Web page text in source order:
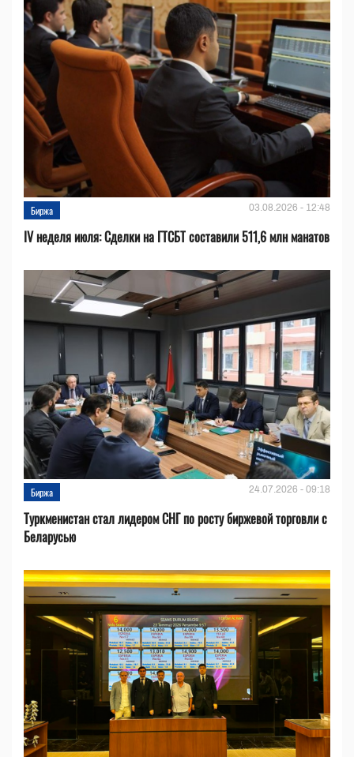
Биржа 03.08.2026 - 12:48
IV неделя июля: Сделки на ГТСБТ составили 511,6 млн манатов
Биржа 24.07.2026 - 09:18
Туркменистан стал лидером СНГ по росту биржевой торговли с
Беларусью